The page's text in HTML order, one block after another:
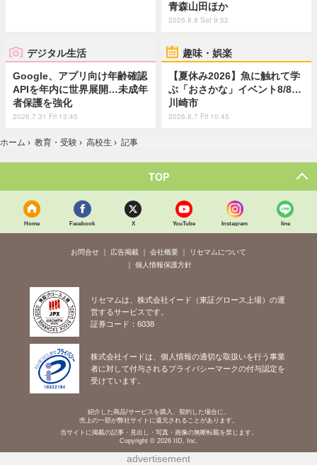
青森山田ほか
2026.8.8 Sat 9:52
デジタル生活
Google、アプリ向け年齢確認
APIを年内に世界展開…未成年
者保護を強化
2026.7.31 Fri 13:45
趣味・娯楽
【夏休み2026】魚に触れて学
ぶ「おさかな」イベント8/8…
川崎市
2026.8.7 Fri 10:45
ホーム › 教育・受験 › 高校生 › 記事
TOP
Home Facebook X YouTube Instagram line
お問合せ 広告掲載 会社概要
リセマムについて
個人情報保護方針
リセマムは、株式会社イード（東証グロース上場）の運
営するサービスです。
証券コード：6038
株式会社イードは、個人情報の適切な取扱いを行う事業
者に対して付与されるプライバシーマークの付与認定を
受けています。
紹介した商品/サービスを購入、契約した場合に、
売上の一部が弊社サイトに還元されることがあります。
当サイトに掲載の記事・見出し・写真・画像の無断転載を禁じます。
Copyright © 2026 IID, Inc.
advertisement